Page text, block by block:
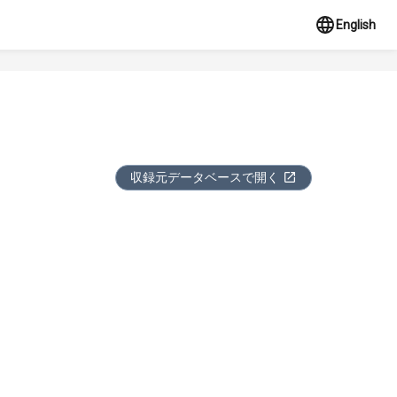
English
収録元データベースで開く